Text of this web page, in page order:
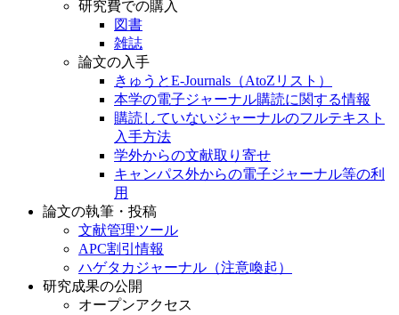
研究費での購入
図書
雑誌
論文の入手
きゅうとE-Journals（AtoZリスト）
本学の電子ジャーナル購読に関する情報
購読していないジャーナルのフルテキスト
入手方法
学外からの文献取り寄せ
キャンパス外からの電子ジャーナル等の利
用
論文の執筆・投稿
文献管理ツール
APC割引情報
ハゲタカジャーナル（注意喚起）
研究成果の公開
オープンアクセス